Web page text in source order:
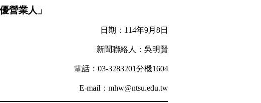
營業人」
日期： 114年9月 8日
新聞聯絡人：吳明賢
電話： 03-3283201分機1604
E-mail ： mhw@ntsu.edu.tw